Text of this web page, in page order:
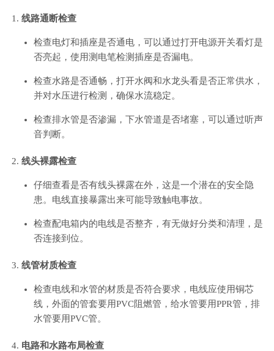
线路通断检查
检查电灯和插座是否通电，可以通过打开电源开关看灯是
否亮起，使用测电笔检测插座是否漏电。
检查水路是否通畅，打开水阀和水龙头看是否正常供水，
并对水压进行检测，确保水流稳定。
检查排水管是否渗漏，下水管道是否堵塞，可以通过听声
音判断。
线头裸露检查
仔细查看是否有线头裸露在外，这是一个潜在的安全隐
患。电线直接暴露出来可能导致触电事故。
检查配电箱内的电线是否整齐，有无做好分类和清理，是
否连接到位。
线管材质检查
检查电线和水管的材质是否符合要求，电线应使用铜芯
线，外面的管套要用PVC阻燃管，给水管要用PPR管，排
水管要用PVC管。
电路和水路布局检查